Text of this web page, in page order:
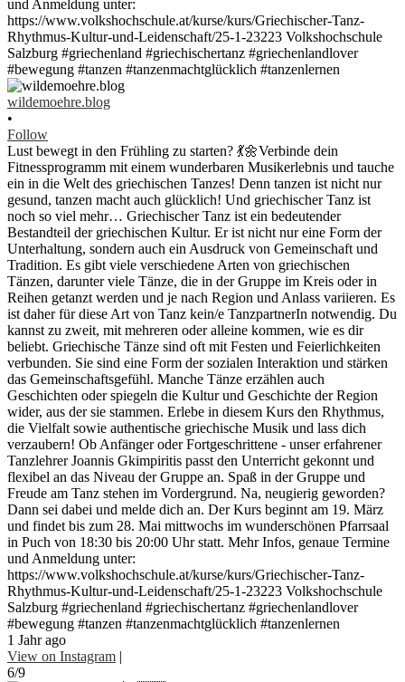
wildemoehre.blog
•
Follow
Lust bewegt in den Frühling zu starten? 💃🌼Verbinde dein
Fitnessprogramm mit einem wunderbaren Musikerlebnis und tauche
ein in die Welt des griechischen Tanzes! Denn tanzen ist nicht nur
gesund, tanzen macht auch glücklich! Und griechischer Tanz ist
noch so viel mehr… Griechischer Tanz ist ein bedeutender
Bestandteil der griechischen Kultur. Er ist nicht nur eine Form der
Unterhaltung, sondern auch ein Ausdruck von Gemeinschaft und
Tradition. Es gibt viele verschiedene Arten von griechischen
Tänzen, darunter viele Tänze, die in der Gruppe im Kreis oder in
Reihen getanzt werden und je nach Region und Anlass variieren. Es
ist daher für diese Art von Tanz kein/e TanzpartnerIn notwendig. Du
kannst zu zweit, mit mehreren oder alleine kommen, wie es dir
beliebt. Griechische Tänze sind oft mit Festen und Feierlichkeiten
verbunden. Sie sind eine Form der sozialen Interaktion und stärken
das Gemeinschaftsgefühl. Manche Tänze erzählen auch
Geschichten oder spiegeln die Kultur und Geschichte der Region
wider, aus der sie stammen. Erlebe in diesem Kurs den Rhythmus,
die Vielfalt sowie authentische griechische Musik und lass dich
verzaubern! Ob Anfänger oder Fortgeschrittene - unser erfahrener
Tanzlehrer Joannis Gkimpiritis passt den Unterricht gekonnt und
flexibel an das Niveau der Gruppe an. Spaß in der Gruppe und
Freude am Tanz stehen im Vordergrund. Na, neugierig geworden?
Dann sei dabei und melde dich an. Der Kurs beginnt am 19. März
und findet bis zum 28. Mai mittwochs im wunderschönen Pfarrsaal
in Puch von 18:30 bis 20:00 Uhr statt. Mehr Infos, genaue Termine
und Anmeldung unter:
https://www.volkshochschule.at/kurse/kurs/Griechischer-Tanz-
Rhythmus-Kultur-und-Leidenschaft/25-1-23223 Volkshochschule
Salzburg #griechenland #griechischertanz #griechenlandlover
#bewegung #tanzen #tanzenmachtglücklich #tanzenlernen
1 Jahr ago
View on Instagram |
6/9